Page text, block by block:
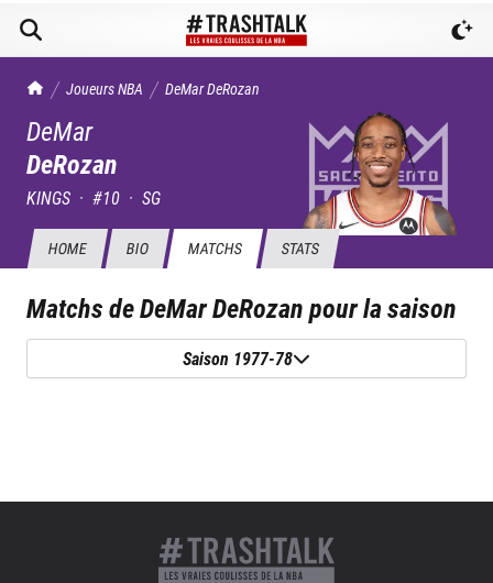
TrashTalk Actu NBA
Joueurs NBA DeMarDeRozan
DeMar
DeRozan
KINGS · #10 · SG
HOME BIO MATCHS STATS
Matchs deDeMar DeRozanpour la saison
Saison 1977-78